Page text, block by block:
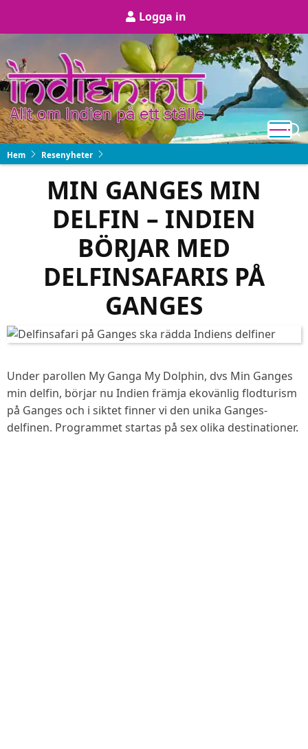
User
account
menu
Logga in
Hem Resenyheter
MIN GANGES MIN
DELFIN – INDIEN
BÖRJAR MED
DELFINSAFARIS PÅ
GANGES
Under parollen My Ganga My Dolphin, dvs Min Ganges
min delfin, börjar nu Indien främja ekovänlig flodturism
på Ganges och i siktet finner vi den unika Ganges-
delfinen. Programmet startas på sex olika destinationer.